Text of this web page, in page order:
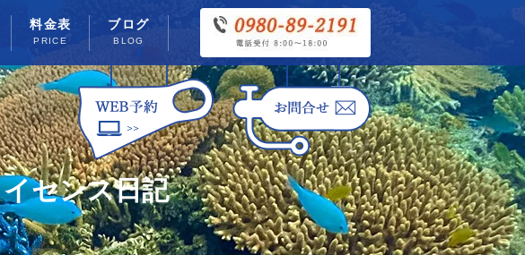
料金表
PRICE
ブログ
BLOG
センス日記